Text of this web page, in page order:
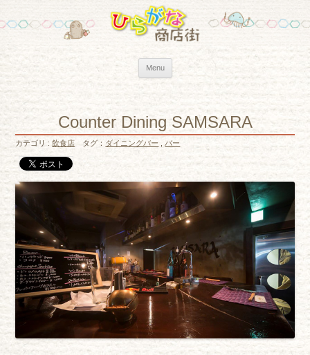
Menu Skip to content
Counter Dining SAMSARA
カテゴリ :飲食店 タグ： ダイニングバー バー